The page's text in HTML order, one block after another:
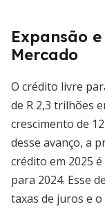
Expansão
Mercado
O crédito livre
de R 2,3 trilhões
crescimento de
desse avanço, a
crédito em 2025
para 2024. Esse
taxas de juros e